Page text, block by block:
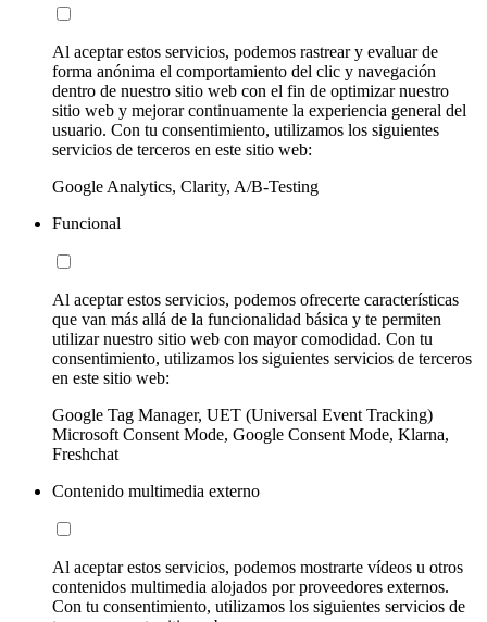
Al aceptar estos servicios, podemos rastrear y evaluar de
forma anónima el comportamiento del clic y navegación
dentro de nuestro sitio web con el fin de optimizar nuestro
sitio web y mejorar continuamente la experiencia general del
usuario. Con tu consentimiento, utilizamos los siguientes
servicios de terceros en este sitio web:
Google Analytics, Clarity, A/B-Testing
Funcional
Al aceptar estos servicios, podemos ofrecerte características
que van más allá de la funcionalidad básica y te permiten
utilizar nuestro sitio web con mayor comodidad. Con tu
consentimiento, utilizamos los siguientes servicios de terceros
en este sitio web:
Google Tag Manager, UET (Universal Event Tracking)
Microsoft Consent Mode, Google Consent Mode, Klarna,
Freshchat
Contenido multimedia externo
Al aceptar estos servicios, podemos mostrarte vídeos u otros
contenidos multimedia alojados por proveedores externos.
Con tu consentimiento, utilizamos los siguientes servicios de